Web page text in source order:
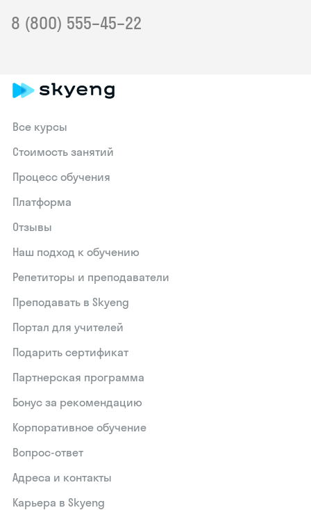
8 (800) 555–45–22
Все курсы
Стоимость занятий
Процесс обучения
Платформа
Отзывы
Наш подход к обучению
Репетиторы и преподаватели
Преподавать в Skyeng
Портал для учителей
Подарить сертификат
Партнерская программа
Бонус за рекомендацию
Корпоративное обучение
Вопрос-ответ
Адреса и контакты
Карьера в Skyeng